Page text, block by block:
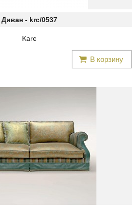
Диван - krc/0537
Kare
В корзину